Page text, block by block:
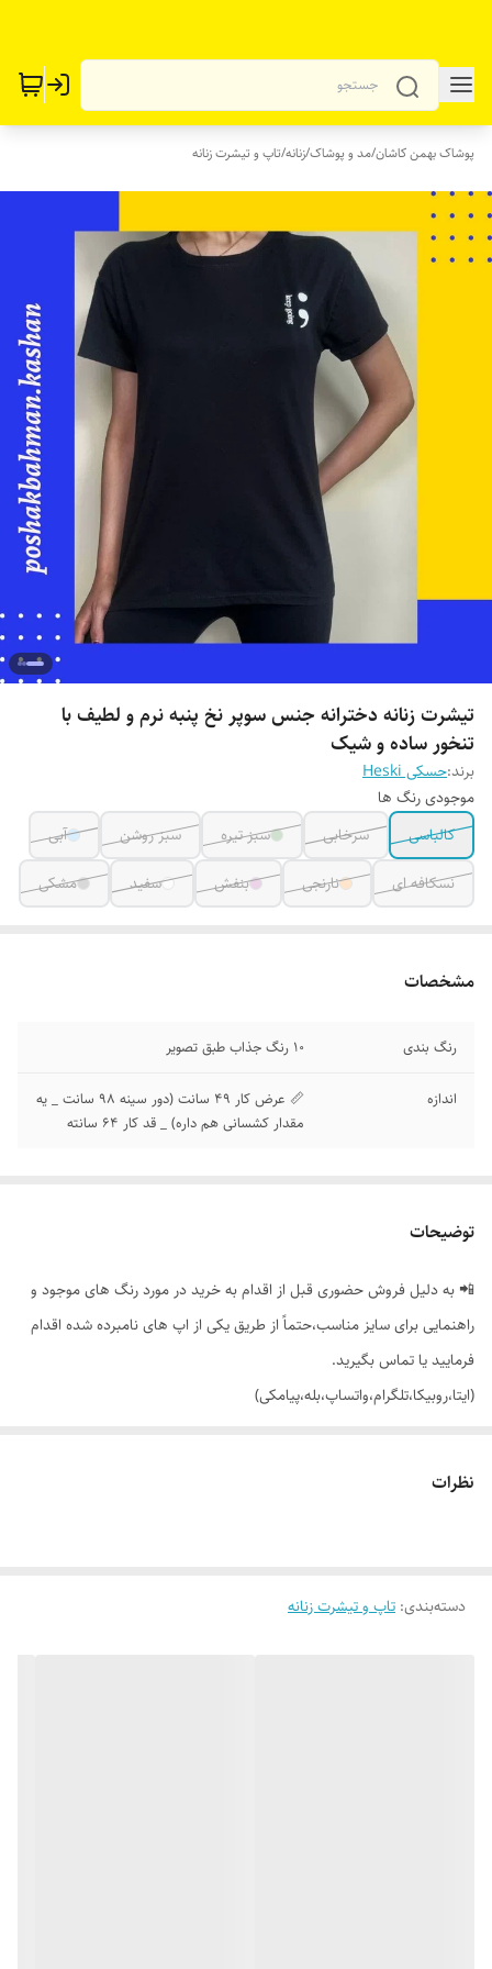
پوشاک بهمن کاشان/مد و پوشاک/زنانه/تاپ و تیشرت زنانه
تیشرت زنانه دخترانه جنس سوپر نخ پنبه نرم و لطیف با
تنخور ساده و شیک
برند:حسکی Heski
موجودی رنگ ها
کالباسی
سرخابی سبز تیره سبز روشن
آبی
نسکافه ای
نارنجی بنفش سفید مشکی
مشخصات
رنگ بندی 10 رنگ جذاب طبق تصویر
اندازه
📏 عرض کار 49 سانت (دور سینه 98 سانت _ یه
مقدار کشسانی هم داره) _ قد کار 64 سانته
توضیحات
📲 به دلیل فروش حضوری قبل از اقدام به خرید در مورد رنگ های موجود و
راهنمایی برای سایز مناسب،حتماً از طریق یکی از اپ های نامبرده شده اقدام
فرمایید یا تماس بگیرید.
(ایتا،روبیکا،تلگرام،واتساپ،بله،پیامکی)
🎨 رنگ بندیش: 10 رنگ جذاب طبق تصویر (در صورت درخواست عکس های
نظرات
دسته‌بندی: تاپ و تیشرت زنانه